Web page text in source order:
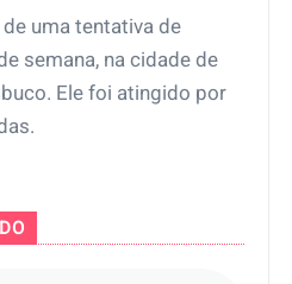
uma tentativa de
semana, na cidade de
Ele foi atingido por